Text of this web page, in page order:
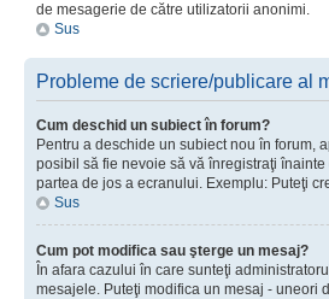
de mesagerie de către utilizatorii anonimi.
Sus
Probleme de scriere/publicare al
Cum deschid un subiect în forum?
Pentru a deschide un subiect nou în forum,
posibil să fie nevoie să vă înregistraţi
partea de jos a ecranului. Exemplu: Puteţi
Sus
Cum pot modifica sau şterge un mesaj?
În afara cazului în care sunteţi
mesajele. Puteţi modifica un mesaj - uneori